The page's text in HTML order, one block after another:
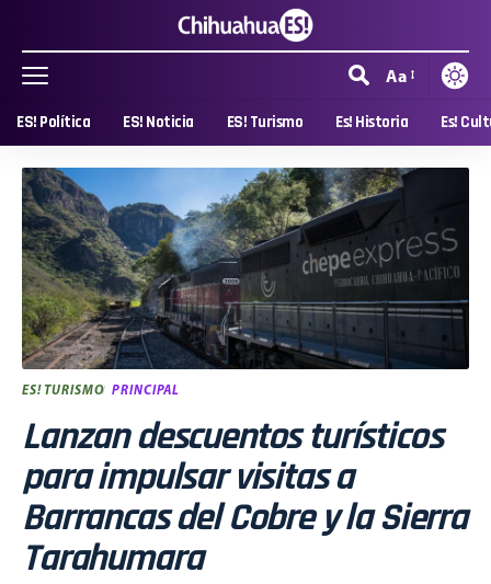
Aa
ES! Política ES! Noticia ES! Turismo Es! Historia Es!
ES! TURISMO PRINCIPAL
Lanzan descuentos turísticos
para impulsar visitas a
Barrancas del Cobre y la Sierra
Tarahumara